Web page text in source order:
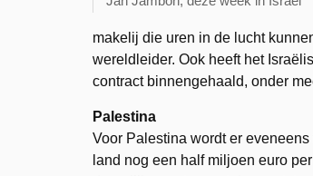
makelij die uren in de lucht
wereldleider. Ook heeft het
contract binnengehaald, onder
Palestina
Voor Palestina wordt er
land nog een half miljoen euro